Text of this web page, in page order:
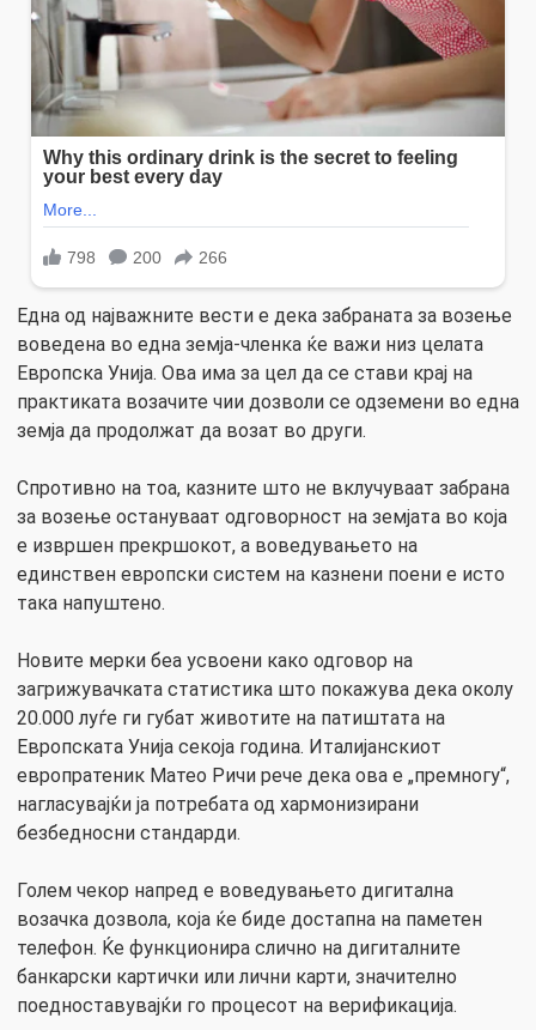
Една од најважните вести е дека забраната за возење
воведена во една земја-членка ќе важи низ целата
Европска Унија. Ова има за цел да се стави крај на
практиката возачите чии дозволи се одземени во една
земја да продолжат да возат во други.
Спротивно на тоа, казните што не вклучуваат забрана
за возење остануваат одговорност на земјата во која
е извршен прекршокот, а воведувањето на
единствен европски систем на казнени поени е исто
така напуштено.
Новите мерки беа усвоени како одговор на
загрижувачката статистика што покажува дека околу
20.000 луѓе ги губат животите на патиштата на
Европската Унија секоја година. Италијанскиот
европратеник Матео Ричи рече дека ова е „премногу“,
нагласувајќи ја потребата од хармонизирани
безбедносни стандарди.
Голем чекор напред е воведувањето дигитална
возачка дозвола, која ќе биде достапна на паметен
телефон. Ќе функционира слично на дигиталните
банкарски картички или лични карти, значително
поедноставувајќи го процесот на верификација.